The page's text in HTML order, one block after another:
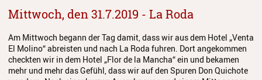
Mittwoch, den 31.7.2019 - La Roda
Am Mittwoch begann der Tag damit, dass wir aus dem Hotel „Venta
El Molino“ abreisten und nach La Roda fuhren. Dort angekommen
checkten wir in dem Hotel „Flor de la Mancha“ ein und bekamen
mehr und mehr das Gefühl, dass wir auf den Spuren Don Quichote